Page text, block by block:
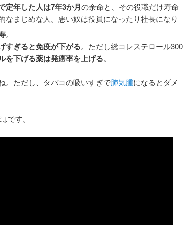
定年した人は7年3か月の余命と、その役職だけ寿命
なまじめな人。悪い奴は役員になったり社長になり
。
すぎると免疫が下がる。ただし総コレステロール300
を下げる薬は発癌率を上げる。
。ただし、タバコの吸いすぎで肺気腫になるとダメ
です。